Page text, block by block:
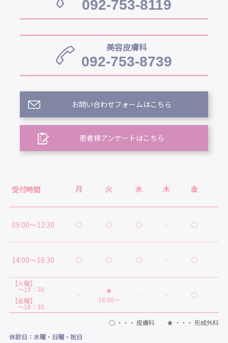
092-753-8119
美容皮膚科
092-753-8739
お問い合わせフォームはこちら
患者様アンケートはこちら
受付時間 月 火 水 木 金
09:00～12:30 ○ ○ ○ - ○
14:00～16:30 ○ ○ ○ - ○
【火曜】
～19：30
【金曜】
～18：30
-
★
18:00～
- - ○
○ ・・・ 皮膚科 ★ ・・・ 形成外科
休診日：木曜・日曜・祝日